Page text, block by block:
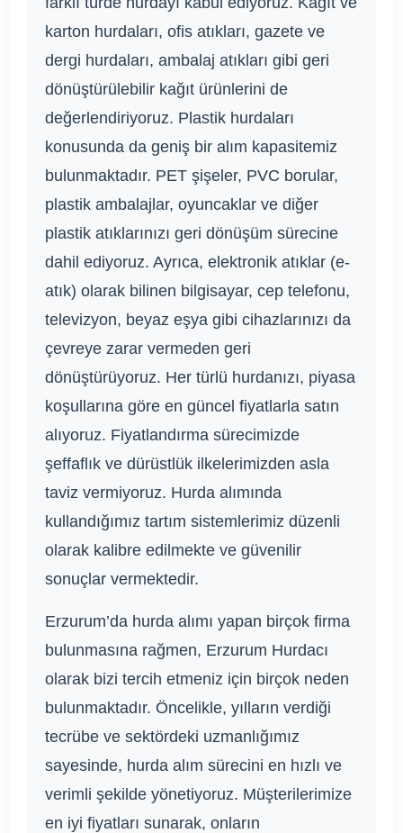
karton hurdaları, ofis atıkları, gazete ve
dergi hurdaları, ambalaj atıkları gibi geri
dönüştürülebilir kağıt ürünlerini de
değerlendiriyoruz. Plastik hurdaları
konusunda da geniş bir alım kapasitemiz
bulunmaktadır. PET şişeler, PVC borular,
plastik ambalajlar, oyuncaklar ve diğer
plastik atıklarınızı geri dönüşüm sürecine
dahil ediyoruz. Ayrıca, elektronik atıklar (e-
atık) olarak bilinen bilgisayar, cep telefonu,
televizyon, beyaz eşya gibi cihazlarınızı da
çevreye zarar vermeden geri
dönüştürüyoruz. Her türlü hurdanızı, piyasa
koşullarına göre en güncel fiyatlarla satın
alıyoruz. Fiyatlandırma sürecimizde
şeffaflık ve dürüstlük ilkelerimizden asla
taviz vermiyoruz. Hurda alımında
kullandığımız tartım sistemlerimiz düzenli
olarak kalibre edilmekte ve güvenilir
sonuçlar vermektedir.
Erzurum’da hurda alımı yapan birçok firma
bulunmasına rağmen, Erzurum Hurdacı
olarak bizi tercih etmeniz için birçok neden
bulunmaktadır. Öncelikle, yılların verdiği
tecrübe ve sektördeki uzmanlığımız
sayesinde, hurda alım sürecini en hızlı ve
verimli şekilde yönetiyoruz. Müşterilerimize
en iyi fiyatları sunarak, onların